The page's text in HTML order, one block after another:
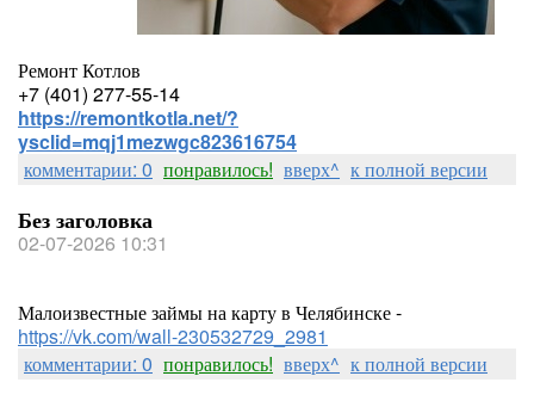
Ремонт Котлов
+7 (401) 277-55-14
https://remontkotla.net/?
ysclid=mqj1mezwgc823616754
комментарии: 0 понравилось! вверх^ к полной версии
Без заголовка
02-07-2026 10:31
Малоизвестные займы на карту в Челябинске -
https://vk.com/wall-230532729_2981
комментарии: 0 понравилось! вверх^ к полной версии